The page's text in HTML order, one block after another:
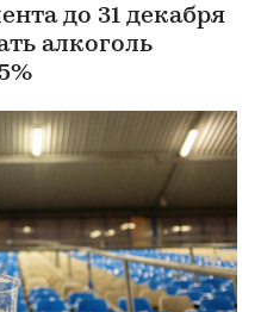
до 31 декабря
алкоголь